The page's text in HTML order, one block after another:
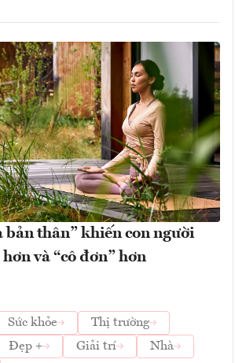
bản thân” khiến con người
và “cô đơn” hơn
Sức khỏe
Thị trường
Đẹp + Giải trí
Nhà